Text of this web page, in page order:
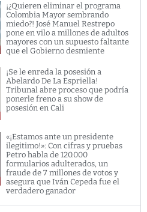
¡¿Quieren eliminar el programa
Colombia Mayor sembrando
miedo?! José Manuel Restrepo
pone en vilo a millones de adultos
mayores con un supuesto faltante
que el Gobierno desmiente
¡Se le enreda la posesión a
Abelardo De La Espriella!
Tribunal abre proceso que podría
ponerle freno a su show de
posesión en Cali
«¡Estamos ante un presidente
ilegitimo!»: Con cifras y pruebas
Petro habla de 120.000
formularios adulterados, un
fraude de 7 millones de votos y
asegura que Iván Cepeda fue el
verdadero ganador